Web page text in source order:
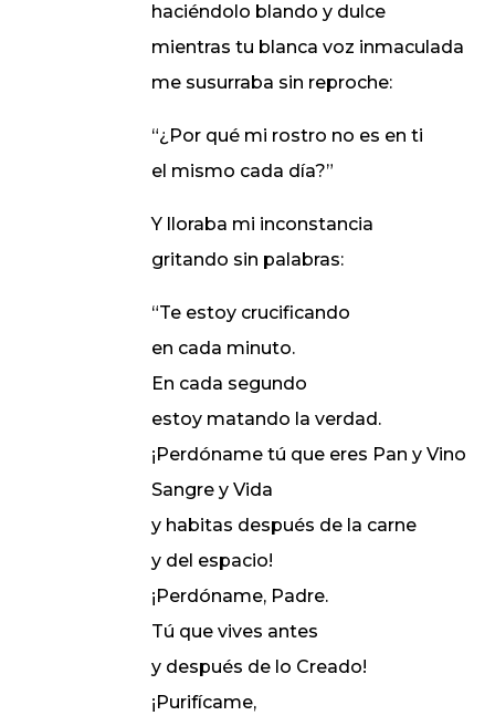
haciéndolo blando y dulce
mientras tu blanca voz inmaculada
me susurraba sin reproche:
“¿Por qué mi rostro no es en ti
el mismo cada día?”
Y lloraba mi inconstancia
gritando sin palabras:
“Te estoy crucificando
en cada minuto.
En cada segundo
estoy matando la verdad.
¡Perdóname tú que eres Pan y Vino
Sangre y Vida
y habitas después de la carne
y del espacio!
¡Perdóname, Padre.
Tú que vives antes
y después de lo Creado!
¡Purifícame,